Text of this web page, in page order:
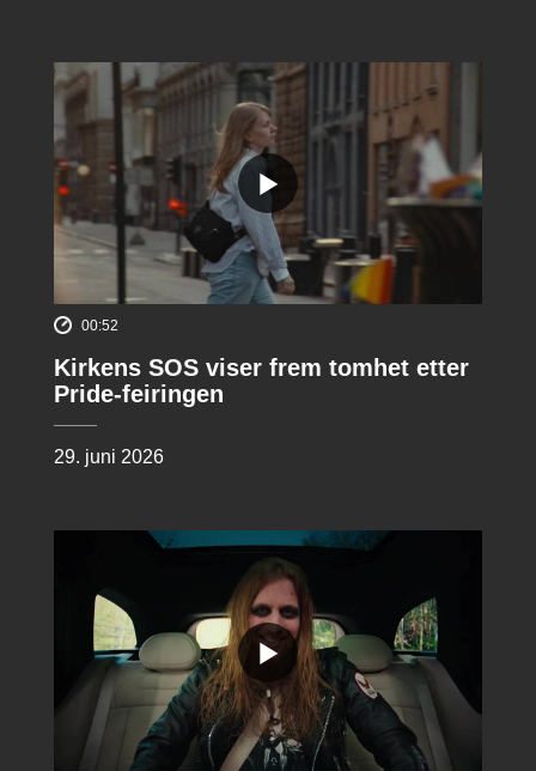
00:52
Kirkens SOS viser frem tomhet etter
Pride-feiringen
29. juni 2026